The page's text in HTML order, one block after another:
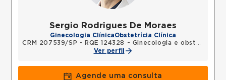
Sergio Rodrigues De Moraes
Ginecologia ClínicaObstetrícia Clínica
CRM 207539/SP •
RQE 124328 - Ginecologia e obstetrícia
Ver perfil
Agende uma consulta